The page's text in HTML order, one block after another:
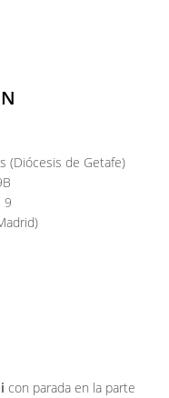
(Diócesis de Getafe)
9
con parada en la parte